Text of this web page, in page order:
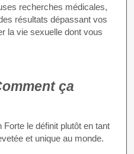
recherches médicales,
résultats dépassant vos
la vie sexuelle dont vous
ça
le définit plutôt en tant
et unique au monde.